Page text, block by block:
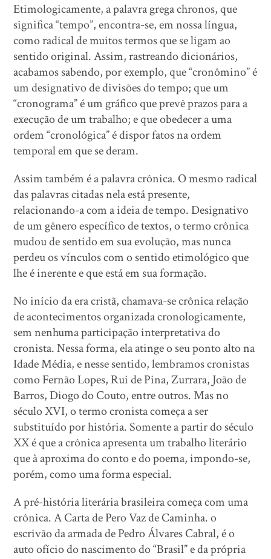
Etimologicamente, a palavra grega chronos, que
significa “tempo”, encontra-se, em nossa língua,
como radical de muitos termos que se ligam ao
sentido original. Assim, rastreando dicionários,
acabamos sabendo, por exemplo, que “cronômino” é
um designativo de divisões do tempo; que um
“cronograma” é um gráfico que prevê prazos para a
execução de um trabalho; e que obedecer a uma
ordem “cronológica” é dispor fatos na ordem
temporal em que se deram.
Assim também é a palavra crônica. O mesmo radical
das palavras citadas nela está presente,
relacionando-a com a ideia de tempo. Designativo
de um gênero específico de textos, o termo crônica
mudou de sentido em sua evolução, mas nunca
perdeu os vínculos com o sentido etimológico que
lhe é inerente e que está em sua formação.
No início da era cristã, chamava-se crônica relação
de acontecimentos organizada cronologicamente,
sem nenhuma participação interpretativa do
cronista. Nessa forma, ela atinge o seu ponto alto na
Idade Média, e nesse sentido, lembramos cronistas
como Fernão Lopes, Rui de Pina, Zurrara, João de
Barros, Diogo do Couto, entre outros. Mas no
século XVI, o termo cronista começa a ser
substituído por história. Somente a partir do século
XX é que a crônica apresenta um trabalho literário
que à aproxima do conto e do poema, impondo-se,
porém, como uma forma especial.
A pré-história literária brasileira começa com uma
crônica. A Carta de Pero Vaz de Caminha. o
escrivão da armada de Pedro Álvares Cabral, é o
auto ofício do nascimento do “Brasil” e da própria